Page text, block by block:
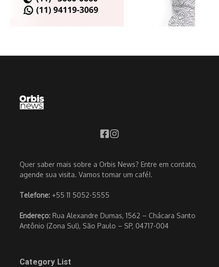
Quer saber mais sobre a Orbis News? Entre em contato,
agende sua visita. Vamos tomar um café!.
Telefone: +55 11 5052-5555
Endereço: Rua Alexandre Dumas, 1562 – Chácara Santo
Antônio (Zona Sul), São Paulo – SP, 04717-004
Category List